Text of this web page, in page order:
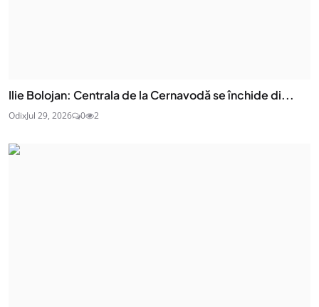
Ilie Bolojan: Centrala de la Cernavodă se închide di...
OdixJul 29, 2026 0 2